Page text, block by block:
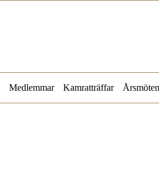
Medlemmar Kamratträffar Årsmöten